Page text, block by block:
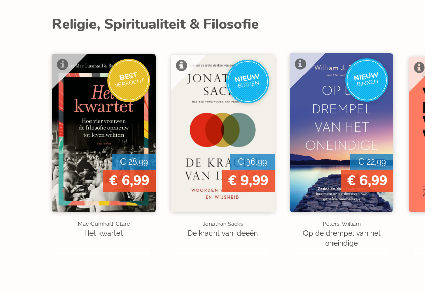
Religie, Spiritualiteit & Filosofie
BEST
VERKOCHT
€ 28,99
€ 6,99
Mac Cumhaill, Clare
Het kwartet
NIEUW
BINNEN
€ 36,99
€ 9,99
Jonathan Sacks
De kracht van ideeën
NIEUW
BINNEN
€ 22,99
€ 6,99
Peters, William
Op de drempel van het
oneindige